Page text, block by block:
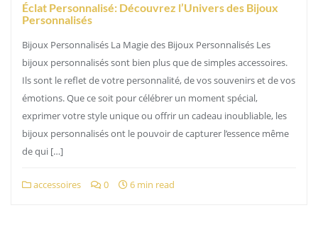
Éclat Personnalisé: Découvrez l’Univers des Bijoux
Personnalisés
Bijoux Personnalisés La Magie des Bijoux Personnalisés Les
bijoux personnalisés sont bien plus que de simples accessoires.
Ils sont le reflet de votre personnalité, de vos souvenirs et de vos
émotions. Que ce soit pour célébrer un moment spécial,
exprimer votre style unique ou offrir un cadeau inoubliable, les
bijoux personnalisés ont le pouvoir de capturer l’essence même
de qui […]
accessoires 0 6 min read